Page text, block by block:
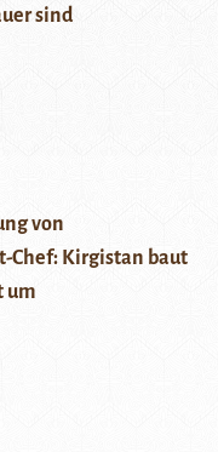
sind
von
Chef: Kirgistan baut
um